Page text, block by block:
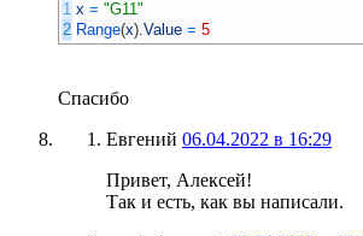
1
2
x = "G11"
Range(x).Value = 5
Спасибо
Евгений 06.04.2022 в 16:29
Привет, Алексей!
Так и есть, как вы написали.